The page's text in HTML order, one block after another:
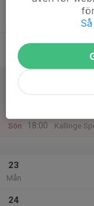
Fre
Sön
18:00
Kallinge
23
Mån
24